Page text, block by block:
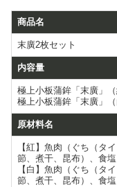
商品名
末廣2枚セット
内容量
極上小板蒲鉾「末廣」
極上小板蒲鉾「末廣」
原材料名
【紅】魚肉（ぐち（タ
節、煮干、昆布）、食
【白】魚肉（ぐち（タ
節、煮干、昆布）、食